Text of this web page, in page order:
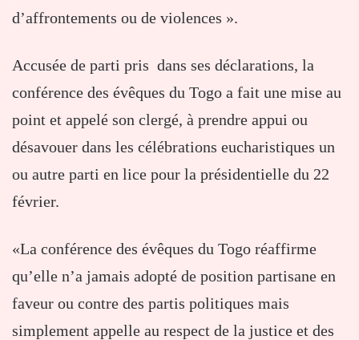
d’affrontements ou de violences ».
Accusée de parti pris dans ses déclarations, la
conférence des évêques du Togo a fait une mise au
point et appelé son clergé, à prendre appui ou
désavouer dans les célébrations eucharistiques un
ou autre parti en lice pour la présidentielle du 22
février.
«La conférence des évêques du Togo réaffirme
qu’elle n’a jamais adopté de position partisane en
faveur ou contre des partis politiques mais
simplement appelle au respect de la justice et des